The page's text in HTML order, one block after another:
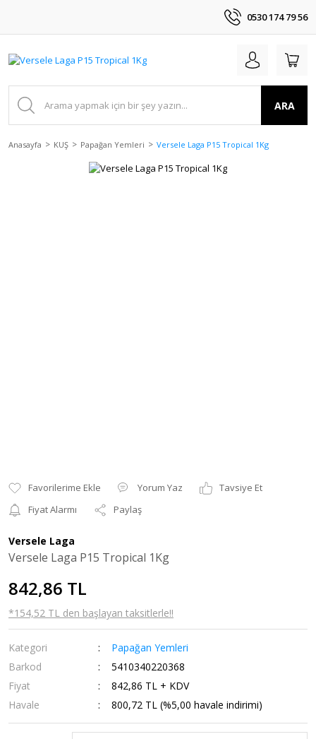
0530 174 79 56
ARA
Anasayfa KUŞ Papağan Yemleri Versele Laga P15 Tropical 1Kg
Yorum Yaz
Tavsiye Et
Fiyat Alarmı
Paylaş
Versele Laga
Versele Laga P15 Tropical 1Kg
842,86 TL
*154,52 TL den başlayan taksitlerle!!
Kategori
Papağan Yemleri
Barkod
5410340220368
Fiyat
842,86 TL + KDV
Havale
800,72 TL (%5,00 havale indirimi)